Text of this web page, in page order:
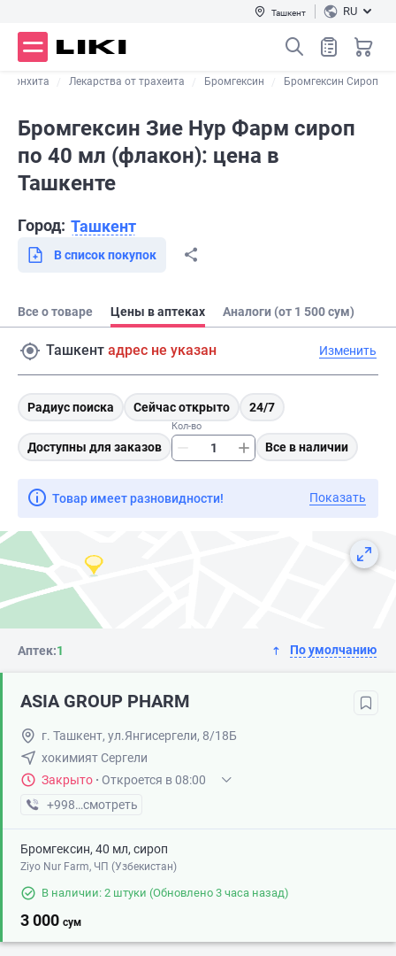
Ташкент RU
Лекарства от трахеита Бромгексин Бромгексин Сироп
Бромгексин Зие Нур Фарм сироп
по 40 мл (флакон): цена в
Ташкенте
Город: Ташкент
В список покупок
Все о товаре Цены в аптеках Аналоги (от 1 500 сум)
Ташкент адрес не указан Изменить
Радиус поиска Сейчас открыто 24/7
Доступны для заказов
Кол-во
Все в наличии
Товар имеет разновидности! Показать
Аптек:1 По умолчанию
ASIA GROUP PHARM
г. Ташкент, ул.Янгисергели, 8/18Б
хокимият Сергели
Закрыто · Откроется в 08:00
+998 (98) XXX-XX-XX
смотреть
Бромгексин, 40 мл, сироп
Ziyo Nur Farm, ЧП (Узбекистан)
В наличии: 2 штуки (Обновлено 3 часа назад)
3 000 сум